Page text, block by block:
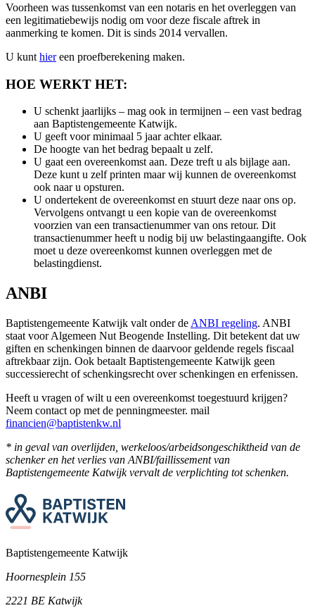
Voorheen was tussenkomst van een notaris en het overleggen van
een legitimatiebewijs nodig om voor deze fiscale aftrek in
aanmerking te komen. Dit is sinds 2014 vervallen.
U kunt hiereen proefberekening maken.
HOE WERKT HET:
U schenkt jaarlijks – mag ook in termijnen – een vast bedrag
aan Baptistengemeente Katwijk.
U geeft voor minimaal 5 jaar achter elkaar.
De hoogte van het bedrag bepaalt u zelf.
U gaat een overeenkomst aan. Deze treft u als bijlage aan.
Deze kunt u zelf printen maar wij kunnen de overeenkomst
ook naar u opsturen.
U ondertekent de overeenkomst en stuurt deze naar ons op.
Vervolgens ontvangt u een kopie van de overeenkomst
voorzien van een transactienummer van ons retour. Dit
transactienummer heeft u nodig bij uw belastingaangifte. Ook
moet u deze overeenkomst kunnen overleggen met de
belastingdienst.
ANBI
Baptistengemeente Katwijk valt onder de ANBI regeling. ANBI
staat voor Algemeen Nut Beogende Instelling. Dit betekent dat uw
giften en schenkingen binnen de daarvoor geldende regels fiscaal
aftrekbaar zijn. Ook betaalt Baptistengemeente Katwijk geen
successierecht of schenkingsrecht over schenkingen en erfenissen.
Heeft u vragen of wilt u een overeenkomst toegestuurd krijgen?
Neem contact op met de penningmeester. mail
financien@baptistenkw.nl
* in geval van overlijden, werkeloos/arbeidsongeschiktheid van de
schenker en het verlies van ANBI/faillissement van
Baptistengemeente Katwijk vervalt de verplichting tot schenken.
Baptistengemeente Katwijk
Hoornesplein 155
2221 BE Katwijk